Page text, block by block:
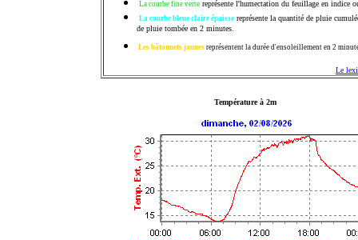
La courbe fine verte représente l'humectation du feuillage en indice
La courbe bleue claire épaisse représente la quantité de pluie
de pluie tombée en 2 minutes.
Les bâtonnets jaunesreprésentent la durée d'ensoleillement en 2
Le
Température à 2m